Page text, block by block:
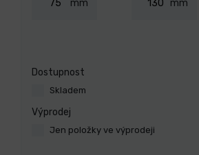
mm mm
Dostupnost
Skladem
Výprodej
Jen položky ve výprodeji